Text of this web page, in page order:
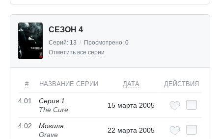
СЕЗОН 4
Серий: 13 / Просмотрено: 0
Отметить все серии
# НАЗВАНИЕ СЕРИИ ДАТА ДЕЙСТВИЯ
4.01
Серия 1
The Cure
15 марта 2005
4.02
Могила
Grave
22 марта 2005